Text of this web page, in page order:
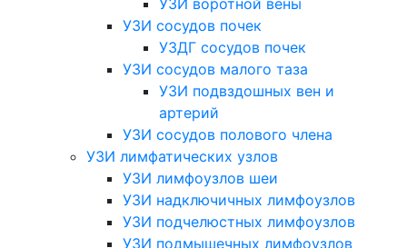
УЗИ воротной вены
УЗИ сосудов почек
УЗДГ сосудов почек
УЗИ сосудов малого таза
УЗИ подвздошных вен и
артерий
УЗИ сосудов полового члена
УЗИ лимфатических узлов
УЗИ лимфоузлов шеи
УЗИ надключичных лимфоузлов
УЗИ подчелюстных лимфоузлов
УЗИ подмышечных лимфоузлов